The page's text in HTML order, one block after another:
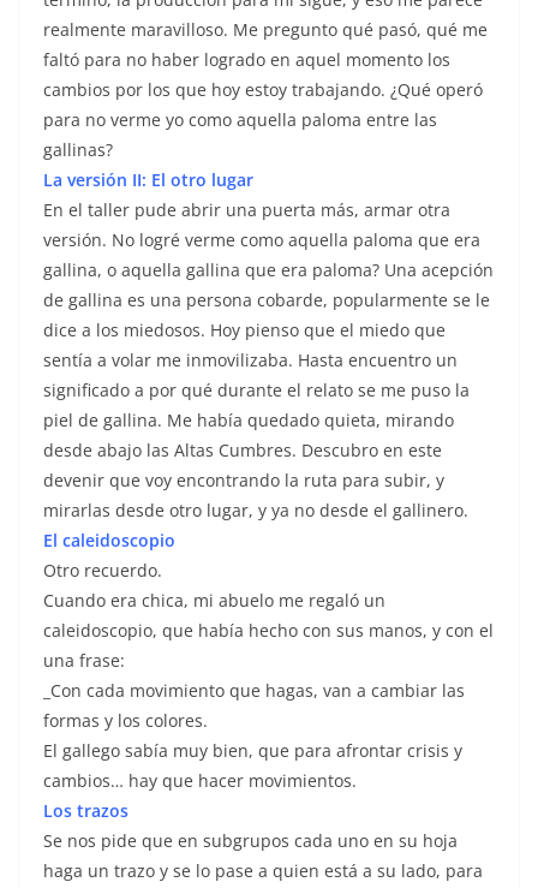
realmente maravilloso. Me pregunto qué pasó, qué me
faltó para no haber logrado en aquel momento los
cambios por los que hoy estoy trabajando. ¿Qué operó
para no verme yo como aquella paloma entre las
gallinas?
La versión II: El otro lugar
En el taller pude abrir una puerta más, armar otra
versión. No logré verme como aquella paloma que era
gallina, o aquella gallina que era paloma? Una acepción
de gallina es una persona cobarde, popularmente se le
dice a los miedosos. Hoy pienso que el miedo que
sentía a volar me inmovilizaba. Hasta encuentro un
significado a por qué durante el relato se me puso la
piel de gallina. Me había quedado quieta, mirando
desde abajo las Altas Cumbres. Descubro en este
devenir que voy encontrando la ruta para subir, y
mirarlas desde otro lugar, y ya no desde el gallinero.
El caleidoscopio
Otro recuerdo.
Cuando era chica, mi abuelo me regaló un
caleidoscopio, que había hecho con sus manos, y con el
una frase:
_Con cada movimiento que hagas, van a cambiar las
formas y los colores.
El gallego sabía muy bien, que para afrontar crisis y
cambios… hay que hacer movimientos.
Los trazos
Se nos pide que en subgrupos cada uno en su hoja
haga un trazo y se lo pase a quien está a su lado, para